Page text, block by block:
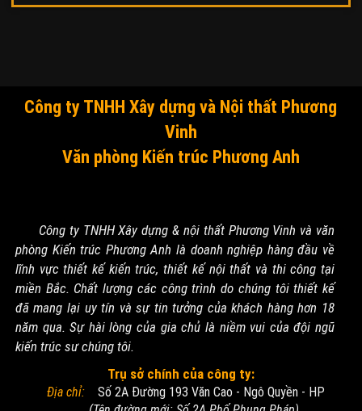
Công ty TNHH Xây dựng và Nội thất Phương
Vinh
Văn phòng Kiến trúc Phương Anh
Công ty TNHH Xây dựng & nội thất Phương Vinh và văn
phòng Kiến trúc Phương Anh là doanh nghiệp hàng đầu về
lĩnh vực thiết kế kiến trúc, thiết kế nội thất và thi công tại
miền Bắc. Chất lượng các công trình do chúng tôi thiết kế
đã mang lại uy tín và sự tin tưởng của khách hàng hơn 18
năm qua. Sự hài lòng của gia chủ là niềm vui của đội ngũ
kiến trúc sư chúng tôi.
Trụ sở chính của công ty:
Địa chỉ:Số 2A Đường 193 Văn Cao - Ngô Quyền - HP